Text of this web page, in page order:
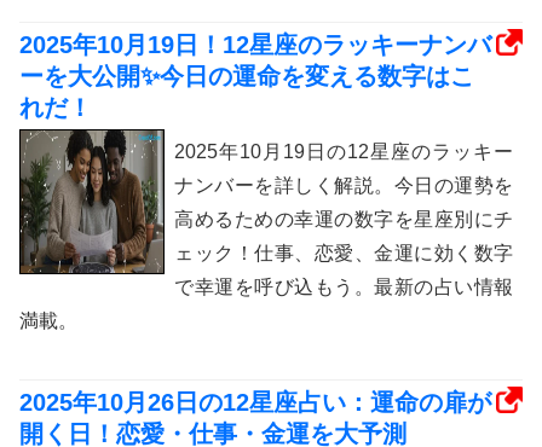
2025年10月19日！12星座のラッキーナンバ
ーを大公開✨今日の運命を変える数字はこ
れだ！
2025年10月19日の12星座のラッキー
ナンバーを詳しく解説。今日の運勢を
高めるための幸運の数字を星座別にチ
ェック！仕事、恋愛、金運に効く数字
で幸運を呼び込もう。最新の占い情報
満載。
2025年10月26日の12星座占い：運命の扉が
開く日！恋愛・仕事・金運を大予測